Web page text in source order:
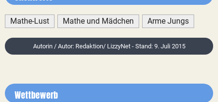
Mathe-Lust Mathe und Mädchen Arme Jungs
Autorin / Autor: Redaktion/ LizzyNet - Stand: 9. Juli 2015
Wettbewerb